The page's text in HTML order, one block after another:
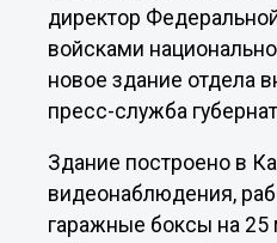
директор
войсками
новое здание отдела
пресс-служба
Здание построено в
видеонаблюдения,
гаражные боксы на